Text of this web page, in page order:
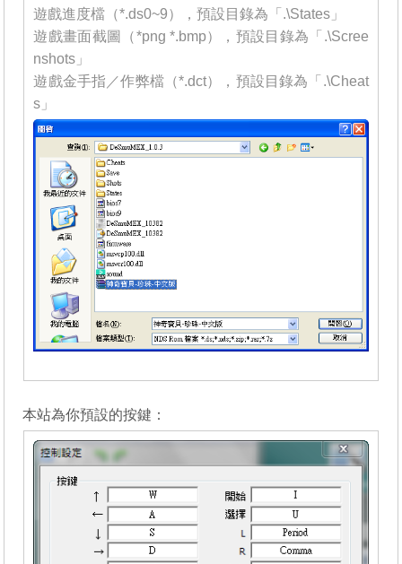
遊戲進度檔（*.ds0~9），預設目錄為「.\States」
遊戲畫面截圖（*png *.bmp），預設目錄為「.\Scree
nshots」
遊戲金手指／作弊檔（*.dct），預設目錄為「.\Cheat
s」
本站為你預設的按鍵：